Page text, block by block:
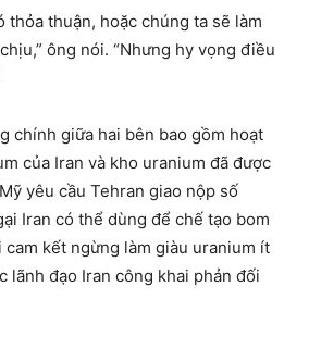
thỏa thuận, hoặc chúng ta sẽ làm
ông nói. “Nhưng hy vọng điều
chính giữa hai bên bao gồm hoạt
của Iran và kho uranium đã được
yêu cầu Tehran giao nộp số
Iran có thể dùng để chế tạo bom
kết ngừng làm giàu uranium ít
lãnh đạo Iran công khai phản đối